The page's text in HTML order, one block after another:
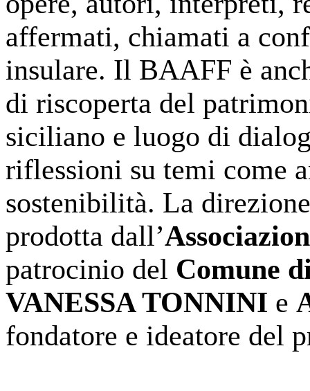
affermati, chiamati a
insulare. Il BAAFF è
di riscoperta del
siciliano e luogo di
riflessioni su temi come
sostenibilità. La
prodotta dall’
patrocinio del Comune
VANESSA TONNINI e
fondatore e ideatore del